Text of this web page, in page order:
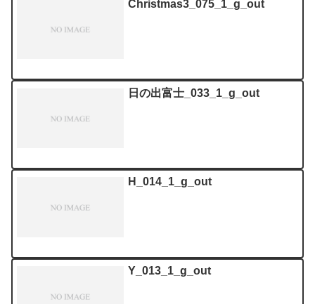
Christmas3_075_1_g_out
日の出富士_033_1_g_out
H_014_1_g_out
Y_013_1_g_out